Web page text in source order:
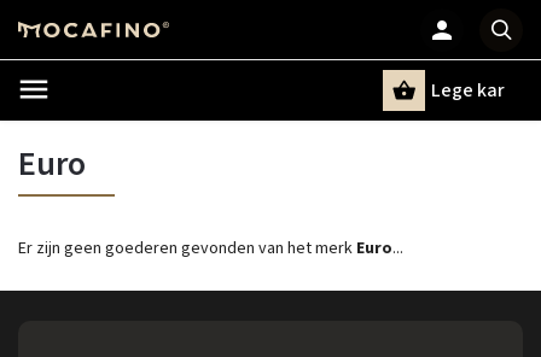
Lege kar
Euro
Er zijn geen goederen gevonden van het merk Euro...